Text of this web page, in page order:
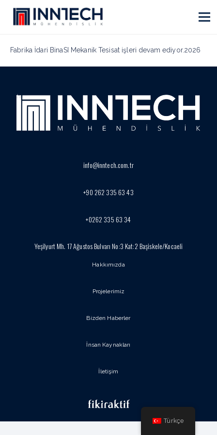
Fabrika İdari BinaSI Mekanik Tesisat işleri devam ediyor.2026
info@inntech.com.tr
+90 262 335 63 43
+0262 335 63 34
Yeşilyurt Mh. 17 Ağustos Bulvarı No:3 Kat:2 Başiskele/Kocaeli
Hakkımızda
Projelerimiz
Bizden Haberler
İnsan Kaynakları
İletişim
Türkçe